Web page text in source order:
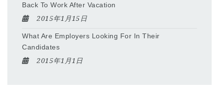
Back To Work After Vacation
2015年1月15日
What Are Employers Looking For In Their
Candidates
2015年1月1日